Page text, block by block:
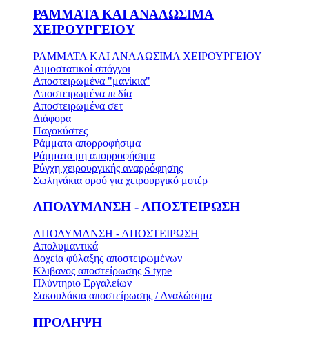
ΡΑΜΜΑΤΑ ΚΑΙ ΑΝΑΛΩΣΙΜΑ
ΧΕΙΡΟΥΡΓΕΙΟΥ
ΡΑΜΜΑΤΑ ΚΑΙ ΑΝΑΛΩΣΙΜΑ ΧΕΙΡΟΥΡΓΕΙΟΥ
Αιμοστατικοί σπόγγοι
Αποστειρωμένα "μανίκια"
Αποστειρωμένα πεδία
Αποστειρωμένα σετ
Διάφορα
Παγοκύστες
Ράμματα απορροφήσιμα
Ράμματα μη απορροφήσιμα
Ρύγχη χειρουργικής αναρρόφησης
Σωληνάκια ορού για χειρουργικό μοτέρ
ΑΠΟΛΥΜΑΝΣΗ - ΑΠΟΣΤΕΙΡΩΣΗ
ΑΠΟΛΥΜΑΝΣΗ - ΑΠΟΣΤΕΙΡΩΣΗ
Απολυμαντικά
Δοχεία φύλαξης αποστειρωμένων
Κλιβανος αποστείρωσης S type
Πλύντηριο Εργαλείων
Σακουλάκια αποστείρωσης / Αναλώσιμα
ΠΡΟΛΗΨΗ